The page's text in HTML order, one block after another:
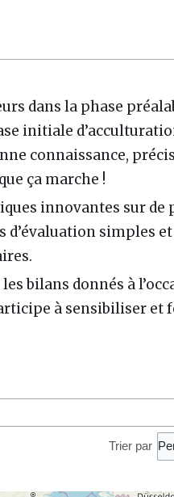
dans la phase
initiale
connaissance,
ça marche !
innovantes sur de
d’évaluation simples
bilans donnés à
à sensibiliser et
Trier par